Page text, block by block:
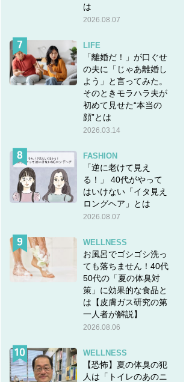
は
2026.08.07
LIFE
「離婚だ！」が口ぐせ
の夫に「じゃあ離婚し
よう」と言ってみた。
そのときモラハラ夫が
初めて見せた“本当の
顔”とは
2026.03.14
FASHION
「逆に老けて見え
る！」 40代がやって
はいけない「イタ見え
ロングヘア」とは
2026.08.07
WELLNESS
お風呂でゴシゴシ洗っ
ても落ちません！40代
50代の「夏の体臭対
策」に効果的な食品と
は【皮膚ガス研究の第
一人者が解説】
2026.08.06
WELLNESS
【恐怖】夏の体臭の犯
人は「トイレのあのニ